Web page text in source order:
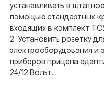
устанавливать в
помощью стандартных
входящих в комплект
2. Установить розетку
электрооборудования и
приборов прицепа
24/12 Вольт.